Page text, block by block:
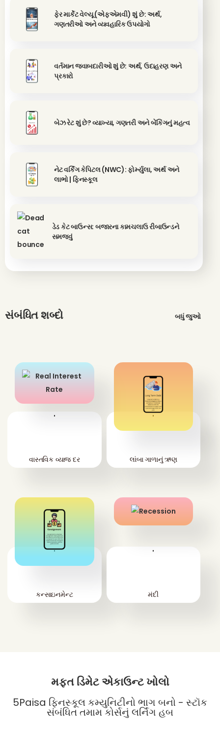
ફેર માર્કેટ વેલ્યૂ (એફએમવી) શું છે: અર્થ,
ગણતરીઓ અને વ્યવહારિક ઉપયોગો
વર્તમાન જવાબદારીઓ શું છે: અર્થ, ઉદાહરણ અને
પ્રકારો
બેઝ રેટ શું છે? વ્યાખ્યા, ગણતરી અને બેંકિંગનું મહત્વ
નેટ વર્કિંગ કેપિટલ (NWC): ફોર્મ્યુલા, અર્થ અને
લાભો | ફિનસ્કૂલ
ડેડ કેટ બાઉન્સ: બજારના કામચલાઉ રીબાઉન્ડને
સમજવું
સંબંધિત શબ્દો બધું જુઓ
'
વાસ્તવિક વ્યાજ દર
'
લાંબા ગાળાનું ઋણ
'
કન્સાઇનમેન્ટ
'
મંદી
મફત ડિમેટ એકાઉન્ટ ખોલો
5Paisa ફિનસ્કૂલ કમ્યુનિટીનો ભાગ બનો - સ્ટૉક
સંબંધિત તમામ કોર્સનું લર્નિંગ હબ